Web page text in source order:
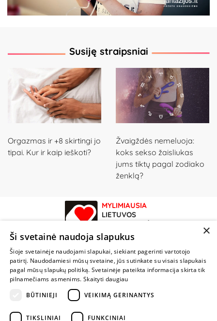
Susiję straipsniai
Orgazmas ir +8 skirtingi jo
tipai. Kur ir kaip ieškoti?
Žvaigždės nemeluoja:
koks sekso žaisliukas
jums tiktų pagal zodiako
ženklą?
MYLIMIAUSIA
LIETUVOS
ELEKTRONINĖ
PARDUOTUVĖ
NENUSTOK
ŽAISTI
+370 600 84088
info@fantazijos.lt
×
Ši svetainė naudoja slapukus
Šioje svetainėje naudojami slapukai, siekiant pagerinti vartotojo
patirtį. Naudodamiesi mūsų svetaine, jūs sutinkate su visais slapukais
pagal mūsų slapukų politiką. Svetainėje pateikta informacija skirta tik
pilnamečiams asmenims. Skaityti daugiau
BŪTINIEJI
VEIKIMĄ GERINANTYS
TIKSLINIAI FUNKCINIAI